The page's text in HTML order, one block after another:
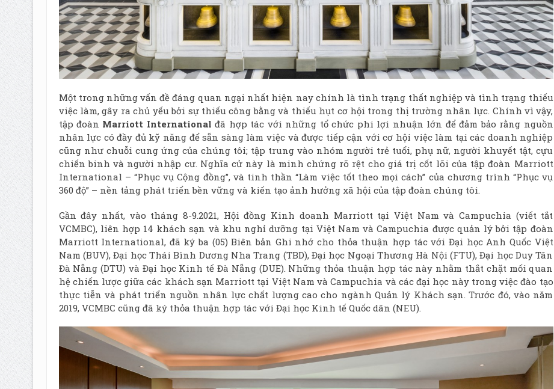
Một trong những vấn đề đáng quan ngại nhất hiện nay chính là tình trạng thất nghiệp và tình trạng thiếu
việc làm, gây ra chủ yếu bởi sự thiếu công bằng và thiếu hụt cơ hội trong thị trường nhân lực. Chính vì vậy,
tập đoàn Marriott International đã hợp tác với những tổ chức phi lợi nhuận lớn để đảm bảo rằng nguồn
nhân lực có đầy đủ kỹ năng để sẵn sàng làm việc và được tiếp cận với cơ hội việc làm tại các doanh nghiệp
cũng như chuỗi cung ứng của chúng tôi; tập trung vào nhóm người trẻ tuổi, phụ nữ, người khuyết tật, cựu
chiến binh và người nhập cư. Nghĩa cử này là minh chứng rõ rệt cho giá trị cốt lõi của tập đoàn Marriott
International – “Phục vụ Cộng đồng”, và tinh thần “Làm việc tốt theo mọi cách” của chương trình “Phục vụ
360 độ” – nền tảng phát triển bền vững và kiến tạo ảnh hưởng xã hội của tập đoàn chúng tôi.
Gần đây nhất, vào tháng 8-9.2021, Hội đồng Kinh doanh Marriott tại Việt Nam và Campuchia (viết tắt
VCMBC), liên hợp 14 khách sạn và khu nghỉ dưỡng tại Việt Nam và Campuchia được quản lý bởi tập đoàn
Marriott International, đã ký ba (05) Biên bản Ghi nhớ cho thỏa thuận hợp tác với Đại học Anh Quốc Việt
Nam (BUV), Đại học Thái Bình Dương Nha Trang (TBD), Đại học Ngoại Thương Hà Nội (FTU), Đại học Duy Tân
Đà Nẵng (DTU) và Đại học Kinh tế Đà Nẵng (DUE). Những thỏa thuận hợp tác này nhằm thắt chặt mối quan
hệ chiến lược giữa các khách sạn Marriott tại Việt Nam và Campuchia và các đại học này trong việc đào tạo
thực tiễn và phát triển nguồn nhân lực chất lượng cao cho ngành Quản lý Khách sạn. Trước đó, vào năm
2019, VCMBC cũng đã ký thỏa thuận hợp tác với Đại học Kinh tế Quốc dân (NEU).